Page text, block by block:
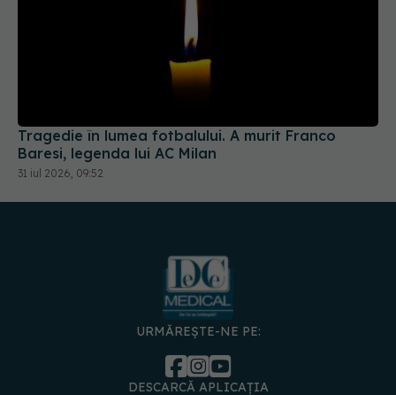
Tragedie în lumea fotbalului. A murit Franco
Baresi, legenda lui AC Milan
31 iul 2026, 09:52
URMĂREȘTE-NE PE:
DESCARCĂ APLICAȚIA